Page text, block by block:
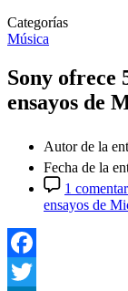
Categorías
Música
Sony ofrece
ensayos de
Autor de la
Fecha de la
1
ensayos de
Facebook